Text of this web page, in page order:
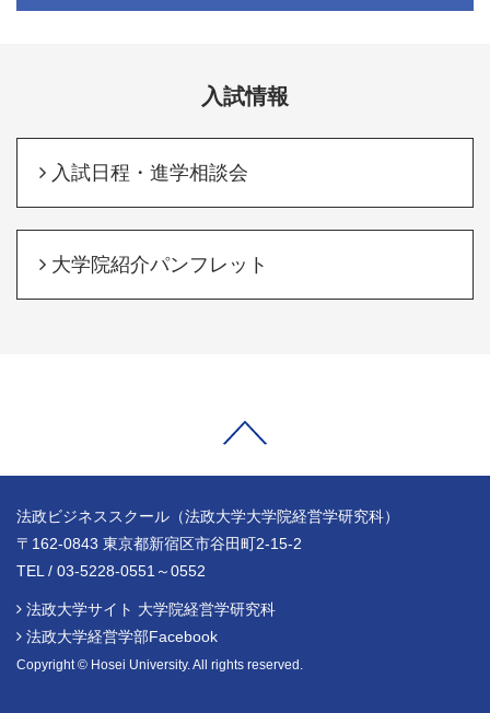
入試情報
入試日程・進学相談会
大学院紹介パンフレット
法政ビジネススクール（法政大学大学院経営学研究科）
〒162-0843 東京都新宿区市谷田町2-15-2
TEL / 03-5228-0551～0552
法政大学サイト 大学院経営学研究科
法政大学経営学部Facebook
Copyright © Hosei University. All rights reserved.